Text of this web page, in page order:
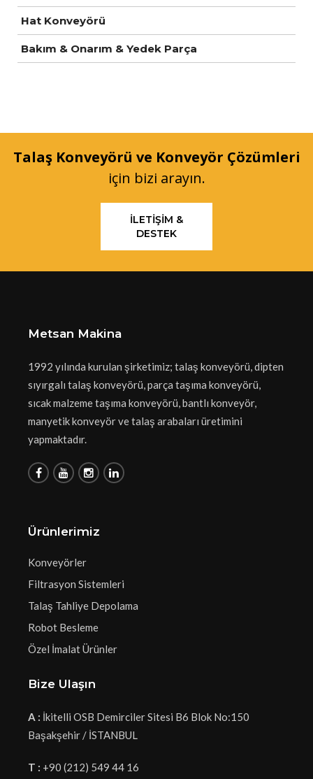
Hat Konveyörü
Bakım & Onarım & Yedek Parça
Talaş Konveyörü ve Konveyör Çözümleri
için bizi arayın.
İLETIŞIM &
DESTEK
Metsan Makina
1992 yılında kurulan şirketimiz; talaş konveyörü, dipten
sıyırgalı talaş konveyörü, parça taşıma konveyörü,
sıcak malzeme taşıma konveyörü, bantlı konveyör,
manyetik konveyör ve talaş arabaları üretimini
yapmaktadır.
Ürünlerimiz
Konveyörler
Filtrasyon Sistemleri
Talaş Tahliye Depolama
Robot Besleme
Özel İmalat Ürünler
Bize Ulaşın
A : İkitelli OSB Demirciler Sitesi B6 Blok No:150
Başakşehir / İSTANBUL
T : +90 (212) 549 44 16